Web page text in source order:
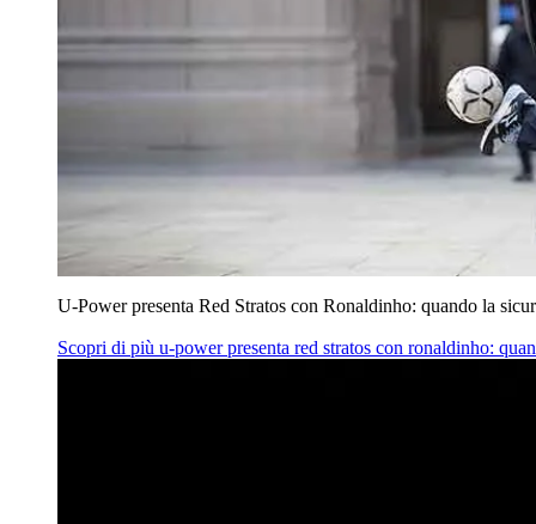
U‑Power presenta Red Stratos con Ronaldinho: quando la
Scopri di più u‑power presenta red stratos con ronaldinho: